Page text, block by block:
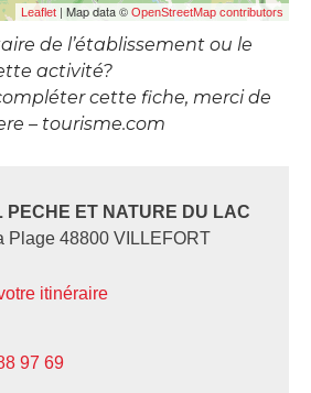
Leaflet | Map data © OpenStreetMap contributors
de l’établissement ou le
activité?
cette fiche, merci de
– tourisme.com
PECHE ET NATURE DU LAC
Plage 48800 VILLEFORT
itinéraire
97 69